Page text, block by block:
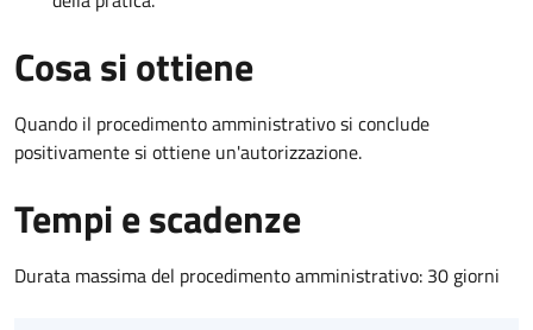
Cosa si ottiene
Quando il procedimento amministrativo si conclude
positivamente si ottiene un'autorizzazione.
Tempi e scadenze
Durata massima del procedimento amministrativo: 30 giorni